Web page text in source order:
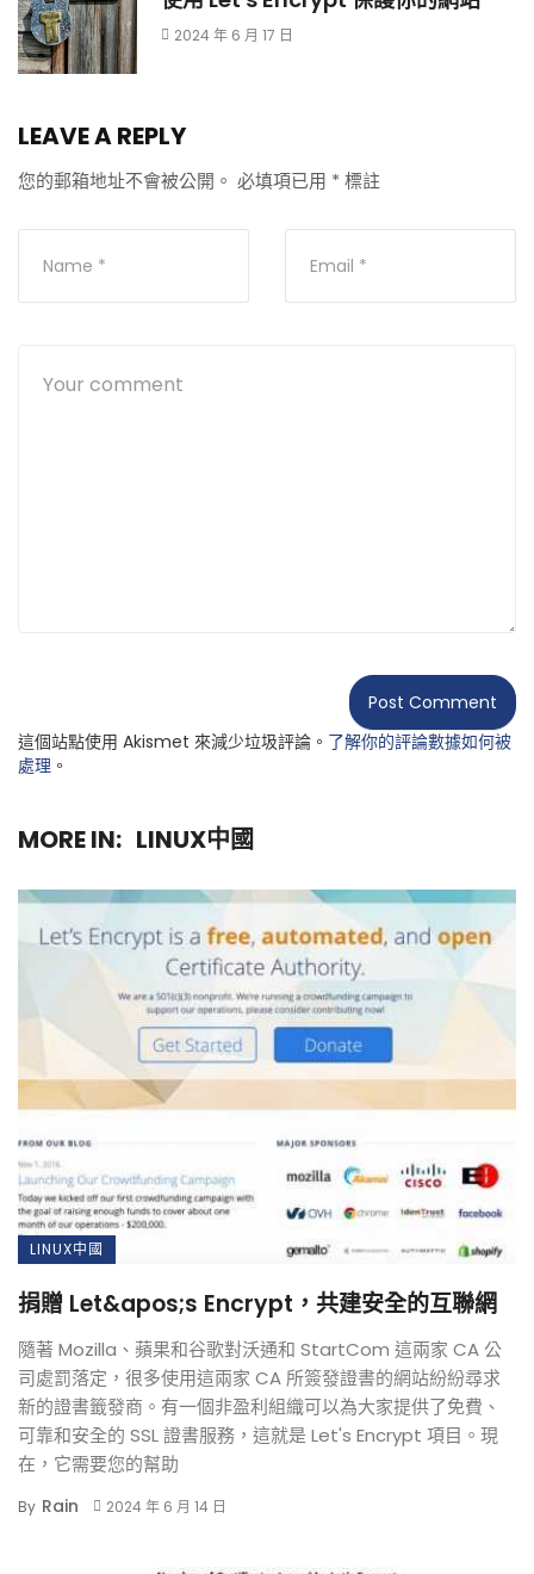
2024 年 6 月 17 日
LEAVE A REPLY
您的郵箱地址不會被公開。 必填項已用 * 標註
這個站點使用 Akismet 來減少垃圾評論。 了解你的評論數據如何被
處理 。
MORE IN: LINUX中國
LINUX中國
捐贈 Let&apos;s Encrypt，共建安全的互聯網
隨著 Mozilla、蘋果和谷歌對沃通和 StartCom 這兩家 CA 公
司處罰落定，很多使用這兩家 CA 所簽發證書的網站紛紛尋求
新的證書籤發商。有一個非盈利組織可以為大家提供了免費、
可靠和安全的 SSL 證書服務，這就是 Let's Encrypt 項目。現
在，它需要您的幫助
By Rain 2024 年 6 月 14 日